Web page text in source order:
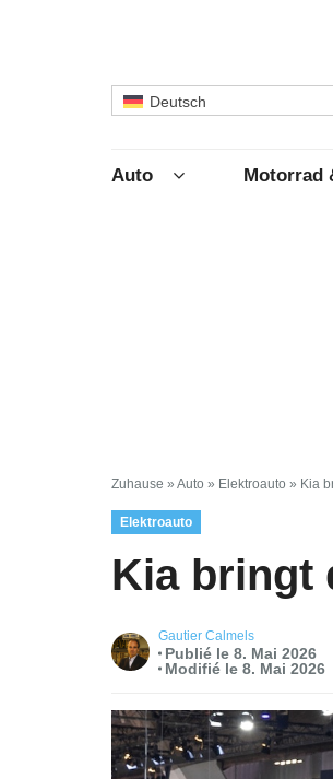
Deutsch
Auto Motorrad
Zuhause » Auto » Elektroauto » Kia
Elektroauto
Kia bringt
Gautier Calmels
Publié le 8. Mai 2026
Modifié le 8. Mai 2026